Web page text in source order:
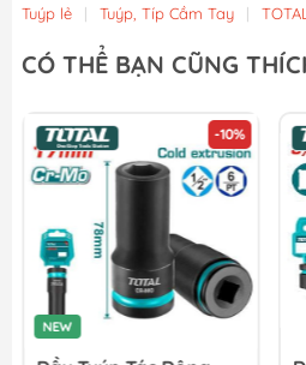
Tuýp lẻ | Tuýp, Típ Cầm Tay | TOTAL
CÓ THỂ BẠN CŨNG
-10%
NEW